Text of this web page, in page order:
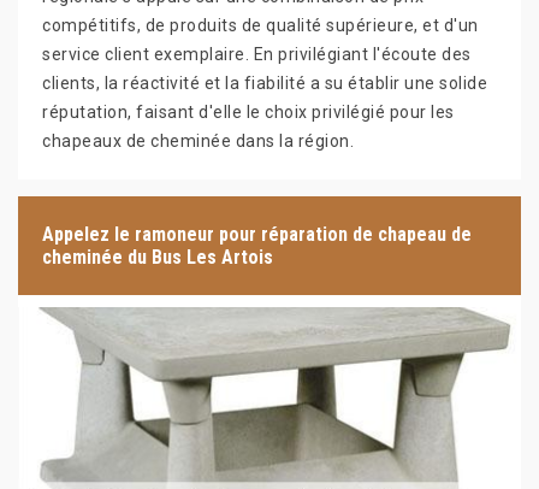
compétitifs, de produits de qualité supérieure, et d'un
service client exemplaire. En privilégiant l'écoute des
clients, la réactivité et la fiabilité a su établir une solide
réputation, faisant d'elle le choix privilégié pour les
chapeaux de cheminée dans la région.
Appelez le ramoneur pour réparation de chapeau de
cheminée du Bus Les Artois